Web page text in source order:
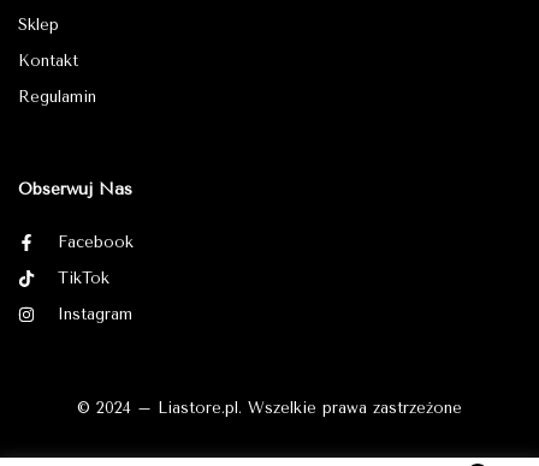
Sklep
Kontakt
Regulamin
Obserwuj Nas
Facebook
TikTok
Instagram
© 2024 – Liastore.pl. Wszelkie prawa zastrzeżone